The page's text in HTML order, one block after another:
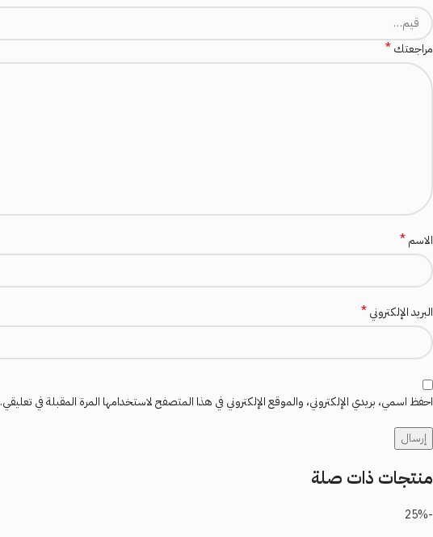
مراجعتك*
الاسم*
البريد الإلكتروني*
احفظ اسمي، بريدي الإلكتروني، والموقع الإلكتروني في هذا المتصفح لاستخدامها المرة المقبلة في تعليقي.
منتجات ذات صلة
-25%